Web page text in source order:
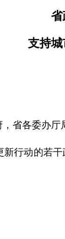
省
支持
省各委办厅
新行动的若
苏